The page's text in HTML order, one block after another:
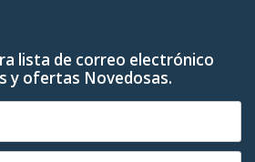
lista de correo electrónico
y ofertas Novedosas.